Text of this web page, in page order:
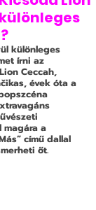
különleges
írni az
Ceccah,
évek óta a
magára a
című dallal
őt.